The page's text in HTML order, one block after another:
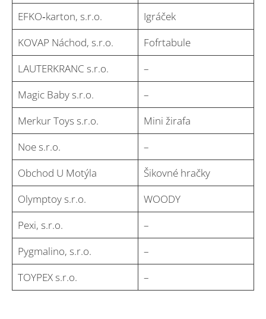
EFKO‑karton, s.r.o.
Igráček
KOVAP Náchod, s.r.o.
Fofrtabule
LAUTERKRANC s.r.o.
–
Magic Baby s.r.o.
–
Merkur Toys s.r.o.
Mini žirafa
Noe s.r.o.
–
Obchod U Motýla
Šikovné hračky
Olymptoy s.r.o.
WOODY
Pexi, s.r.o.
–
Pygmalino, s.r.o.
–
TOYPEX s.r.o.
–